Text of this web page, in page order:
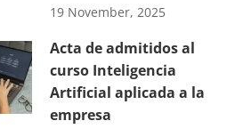
19 November, 2025
Acta de admitidos al
curso Inteligencia
Artificial aplicada a la
empresa